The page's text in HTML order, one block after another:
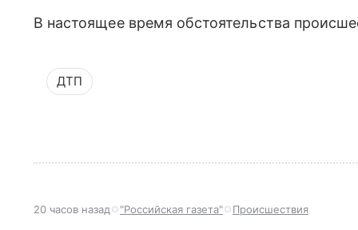
В настоящее время обстоятельства
ДТП
20 часов назад "Российская газета" Происшествия